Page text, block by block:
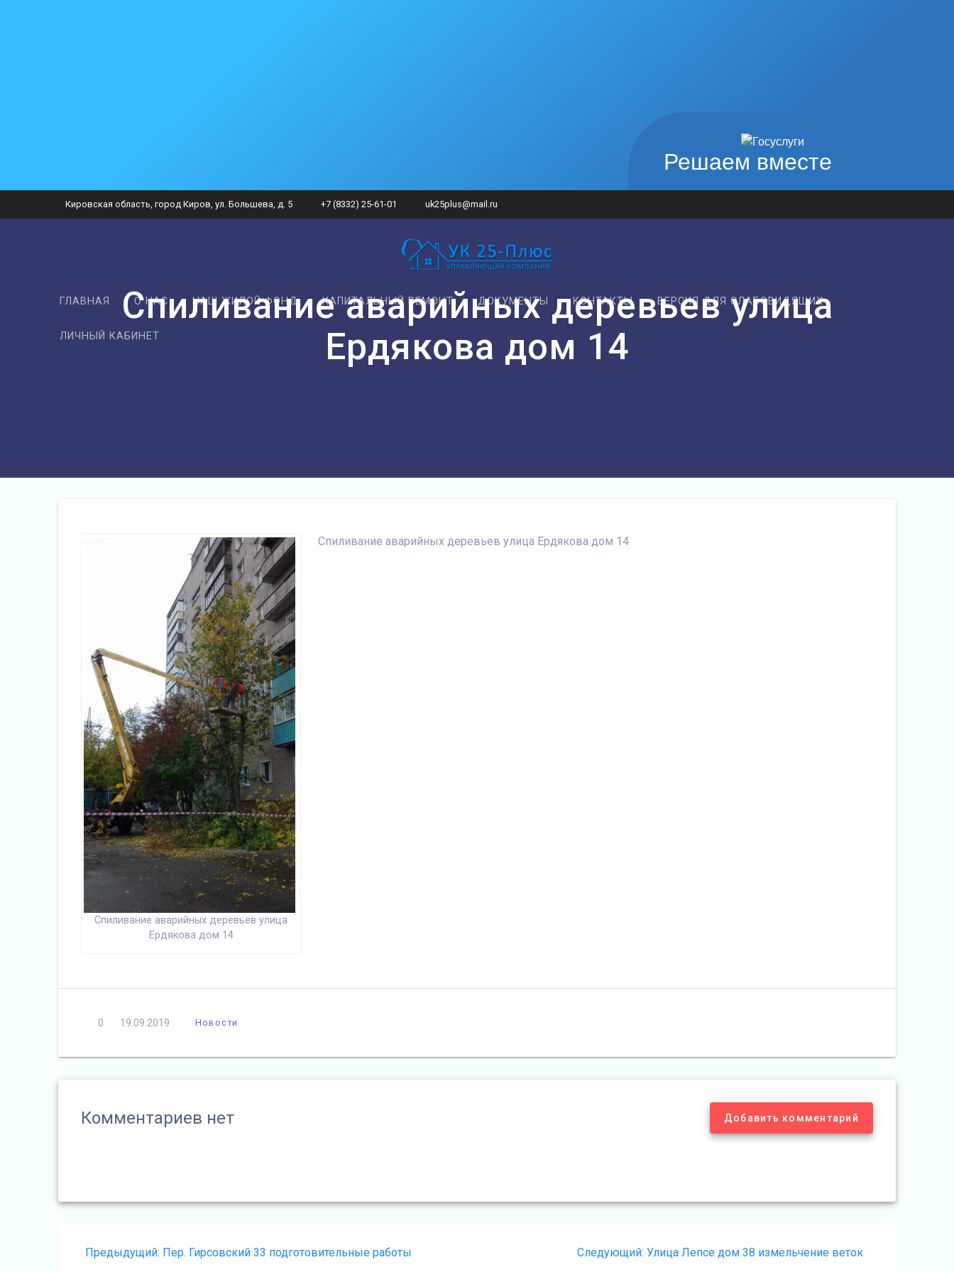
Решаем вместе
Есть вопрос?
Сообщить о проблеме
Кировская область, город Киров, ул. Большева, д. 5 +7 (8332) 25-61-01 uk25plus@mail.ru
ГЛАВНАЯ О НАС НАШ ЖИЛОЙ ФОНД КАПИТАЛЬНЫЙ РЕМОНТ ДОКУМЕНТЫ КОНТАКТЫ ВЕРСИЯ ДЛЯ СЛАБОВИДЯЩИХ
ЛИЧНЫЙ КАБИНЕТ
Спиливание аварийных деревьев улица
Ердякова дом 14
Спиливание аварийных деревьев улица
Ердякова дом 14
Спиливание аварийных деревьев улица Ердякова дом 14
0 19.09.2019 Новости
Комментариев нет Добавить комментарий
Навигация
Предыдущий: Предыдущая
Пер. Гирсовский 33 подготовительные работы Следующий: Следующая
Улица Лепсе дом 38 измельчение веток